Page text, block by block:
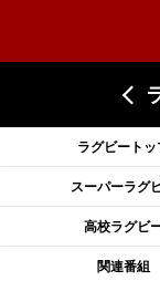
2026年6月11日(木)更新
神戸、リーグワン初
2026年6月4日(木)更新
“泣き虫先生”こと山
2026年5月28日(木)更新
ラグビートッ
スーパーラグ
高校ラグビ
関連番組